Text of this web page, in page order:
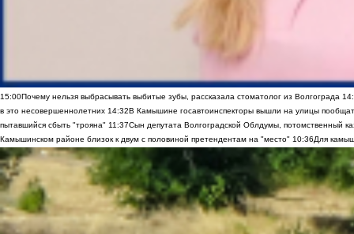
15:00Почему нельзя выбрасывать выбитые зубы, рассказала стоматолог из Волгограда
в это несовершеннолетних 14:32В Камышине госавтоинспекторы вышли на улицы
пытавшийся сбыть "трояна" 11:37Сын депутата Волгоградской Облдумы, потомственный
Камышинском районе близок к двум с половиной претендентам на "место" 10:36Для